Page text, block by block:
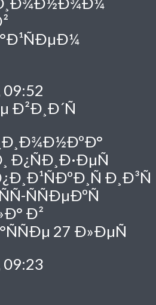
09:52
Ð²Ð¸Ð´Ñ
Ð¿ÑÐ¸Ð·ÐµÑ
Ð¸Ð³Ñ
ÑÑÐµÐºÑ
Ð²
27 Ð»ÐµÑ
09:23